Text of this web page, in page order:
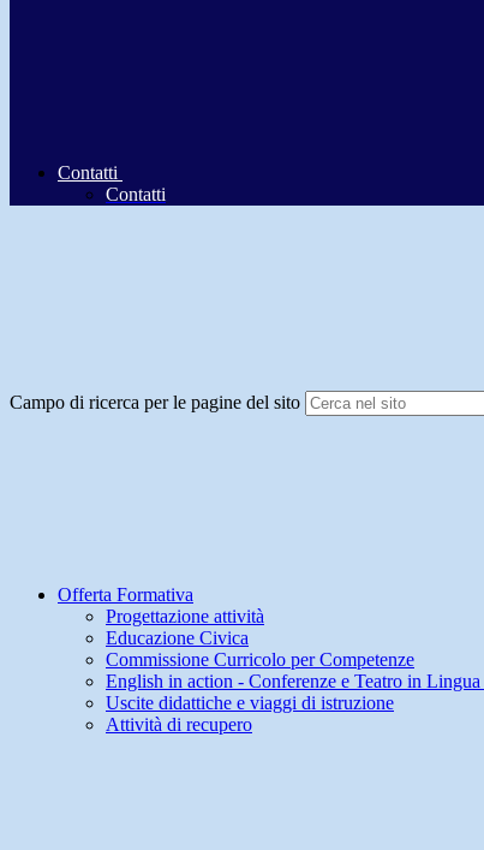
Contatti
Contatti
Campo di ricerca per le pagine del sito
Offerta Formativa
Progettazione attività
Educazione Civica
Commissione Curricolo per Competenze
English in action - Conferenze e Teatro in Lingua
Uscite didattiche e viaggi di istruzione
Attività di recupero